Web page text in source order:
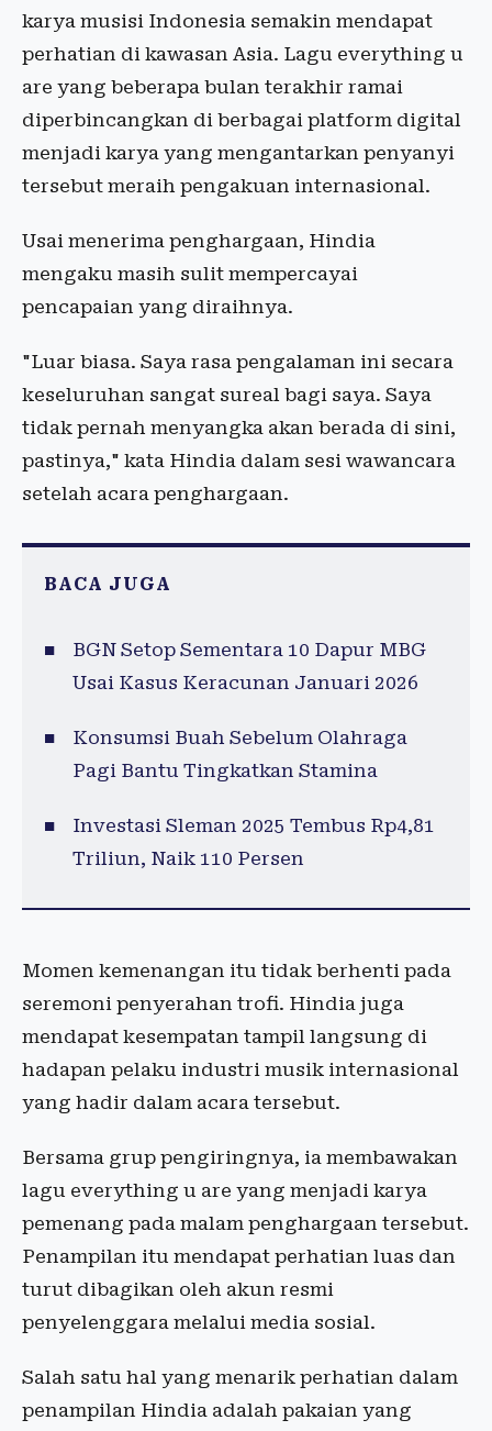
karya musisi Indonesia semakin mendapat
perhatian di kawasan Asia. Lagu everything u
are yang beberapa bulan terakhir ramai
diperbincangkan di berbagai platform digital
menjadi karya yang mengantarkan penyanyi
tersebut meraih pengakuan internasional.
Usai menerima penghargaan, Hindia
mengaku masih sulit mempercayai
pencapaian yang diraihnya.
"Luar biasa. Saya rasa pengalaman ini secara
keseluruhan sangat sureal bagi saya. Saya
tidak pernah menyangka akan berada di sini,
pastinya," kata Hindia dalam sesi wawancara
setelah acara penghargaan.
BACA JUGA
BGN Setop Sementara 10 Dapur MBG
Usai Kasus Keracunan Januari 2026
Konsumsi Buah Sebelum Olahraga
Pagi Bantu Tingkatkan Stamina
Investasi Sleman 2025 Tembus Rp4,81
Triliun, Naik 110 Persen
Momen kemenangan itu tidak berhenti pada
seremoni penyerahan trofi. Hindia juga
mendapat kesempatan tampil langsung di
hadapan pelaku industri musik internasional
yang hadir dalam acara tersebut.
Bersama grup pengiringnya, ia membawakan
lagu everything u are yang menjadi karya
pemenang pada malam penghargaan tersebut.
Penampilan itu mendapat perhatian luas dan
turut dibagikan oleh akun resmi
penyelenggara melalui media sosial.
Salah satu hal yang menarik perhatian dalam
penampilan Hindia adalah pakaian yang